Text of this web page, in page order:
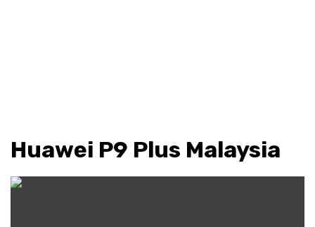
Huawei P9 Plus Malaysia